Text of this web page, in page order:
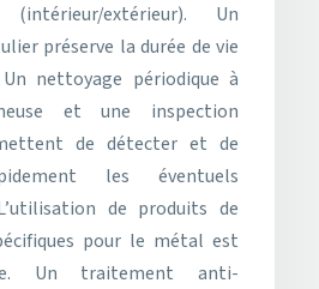
(intérieur/extérieur). Un
préserve la durée de vie
Un nettoyage périodique à
et une inspection
de détecter et de
les éventuels
de produits de
pour le métal est
Un traitement anti-